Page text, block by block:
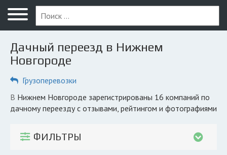
Меню
Главная
Вопрос юристу
Компании
Экоблог
Дачный переезд в Нижнем
Новгороде
Грузоперевозки
в Нижнем Новгороде зарегистрированы 16 компаний по
дачному переезду с отзывами, рейтингом и фотографиями
ФИЛЬТРЫ